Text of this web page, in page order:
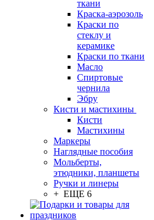
ткани
Краска-аэрозоль
Краски по
стеклу и
керамике
Краски по ткани
Масло
Спиртовые
чернила
Эбру
Кисти и мастихины
Кисти
Мастихины
Маркеры
Наглядные пособия
Мольберты,
этюдники, планшеты
Ручки и линеры
+ ЕЩЕ 6